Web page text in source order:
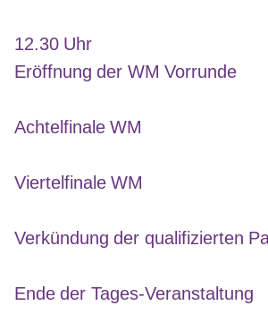
12.30 Uhr
Eröffnung der WM Vorrunde
Achtelfinale WM
Viertelfinale WM
Verkündung der qualifizierten
Ende der Tages-Veranstaltung